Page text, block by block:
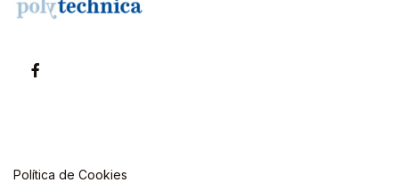
Política de Cookies